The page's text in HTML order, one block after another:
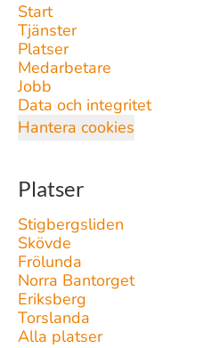
Start
Tjänster
Platser
Medarbetare
Jobb
Data och integritet
Hantera cookies
Platser
Stigbergsliden
Skövde
Frölunda
Norra Bantorget
Eriksberg
Torslanda
Alla platser